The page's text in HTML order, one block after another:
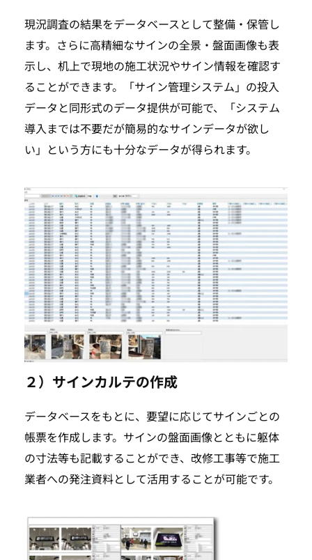
現況調査の結果をデータベースとして整備・保管し
ます。さらに高精細なサインの全景・盤面画像も表
示し、机上で現地の施工状況やサイン情報を確認す
ることができます。「サイン管理システム」の投入
データと同形式のデータ提供が可能で、「システム
導入までは不要だが簡易的なサインデータが欲し
い」という方にも十分なデータが得られます。
２）サインカルテの作成
データベースをもとに、要望に応じてサインごとの
帳票を作成します。サインの盤面画像とともに躯体
の寸法等も記載することができ、改修工事等で施工
業者への発注資料として活用することが可能です。